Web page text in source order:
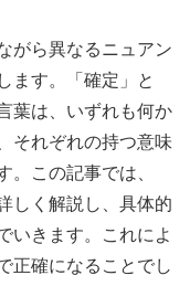
がら異なるニュアン
ます。「確定」と
葉は、いずれも何か
それぞれの持つ意味
。この記事では、
しく解説し、具体的
いきます。これによ
正確になることでし